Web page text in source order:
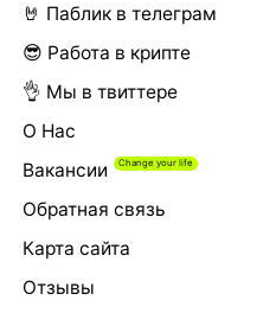
🤘 Паблик в телеграм
😎 Работа в крипте
👌 Мы в твиттере
О Нас
Вакансии
Обратная связь
Карта сайта
Отзывы